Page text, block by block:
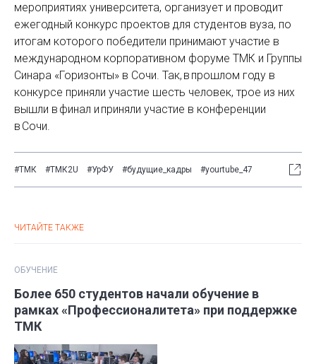
мероприятиях университета, организует и проводит
ежегодный конкурс проектов для студентов вуза, по
итогам которого победители принимают участие в
международном корпоративном форуме ТМК и Группы
Синара «Горизонты» в Сочи. Так, в прошлом году в
конкурсе приняли участие шесть человек, трое из них
вышли в финал и приняли участие в конференции
в Сочи.
#ТМК #ТМК2U #УрФУ #будущие_кадры #yourtube_47
ЧИТАЙТЕ ТАКЖЕ
ОБУЧЕНИЕ
Более 650 студентов начали обучение в
рамках «Профессионалитета» при поддержке
ТМК